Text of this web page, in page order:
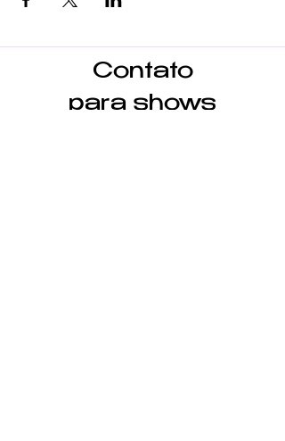
Contato
para shows